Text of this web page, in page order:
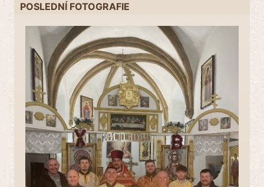
POSLEDNÍ FOTOGRAFIE